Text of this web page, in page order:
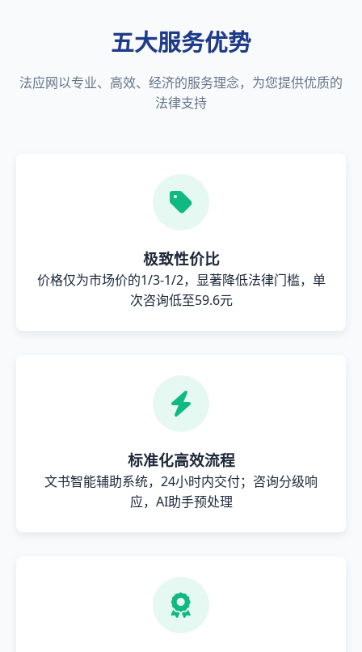
五大服务优势
法应网以专业、高效、经济的服务理念，为您提供优质的
法律支持
极致性价比
价格仅为市场价的1/3-1/2，显著降低法律门槛，单
次咨询低至59.6元
标准化高效流程
文书智能辅助系统，24小时内交付；咨询分级响
应，AI助手预处理